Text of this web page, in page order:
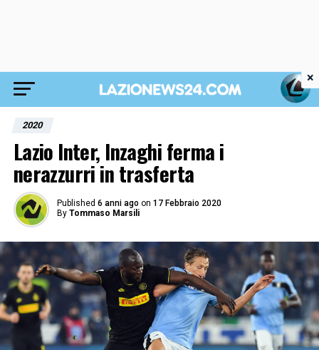
2020
Lazio Inter, Inzaghi ferma i
nerazzurri in trasferta
Published 6 anni ago on 17 Febbraio 2020
By Tommaso Marsili
×